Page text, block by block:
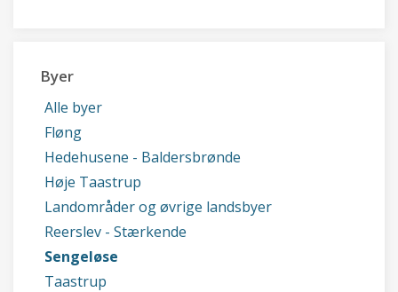
Byer
Alle byer
Fløng
Hedehusene - Baldersbrønde
Høje Taastrup
Landområder og øvrige landsbyer
Reerslev - Stærkende
Sengeløse
Taastrup